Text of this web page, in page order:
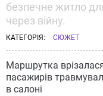
безпечне житло
через війну.
КАТЕГОРІЯ: СЮЖЕТ
Маршрутка
пасажирів
в салоні